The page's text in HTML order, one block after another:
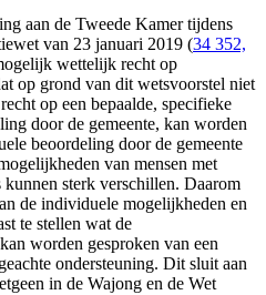
aan de Tweede Kamer tijdens
van 23 januari 2019 (34 352,
wettelijk recht op
op grond van dit wetsvoorstel niet
op een bepaalde, specifieke
door de gemeente, kan worden
beoordeling door de gemeente
van mensen met
sterk verschillen. Daarom
de individuele mogelijkheden en
te stellen wat de
worden gesproken van een
ondersteuning. Dit sluit aan
in de Wajong en de Wet